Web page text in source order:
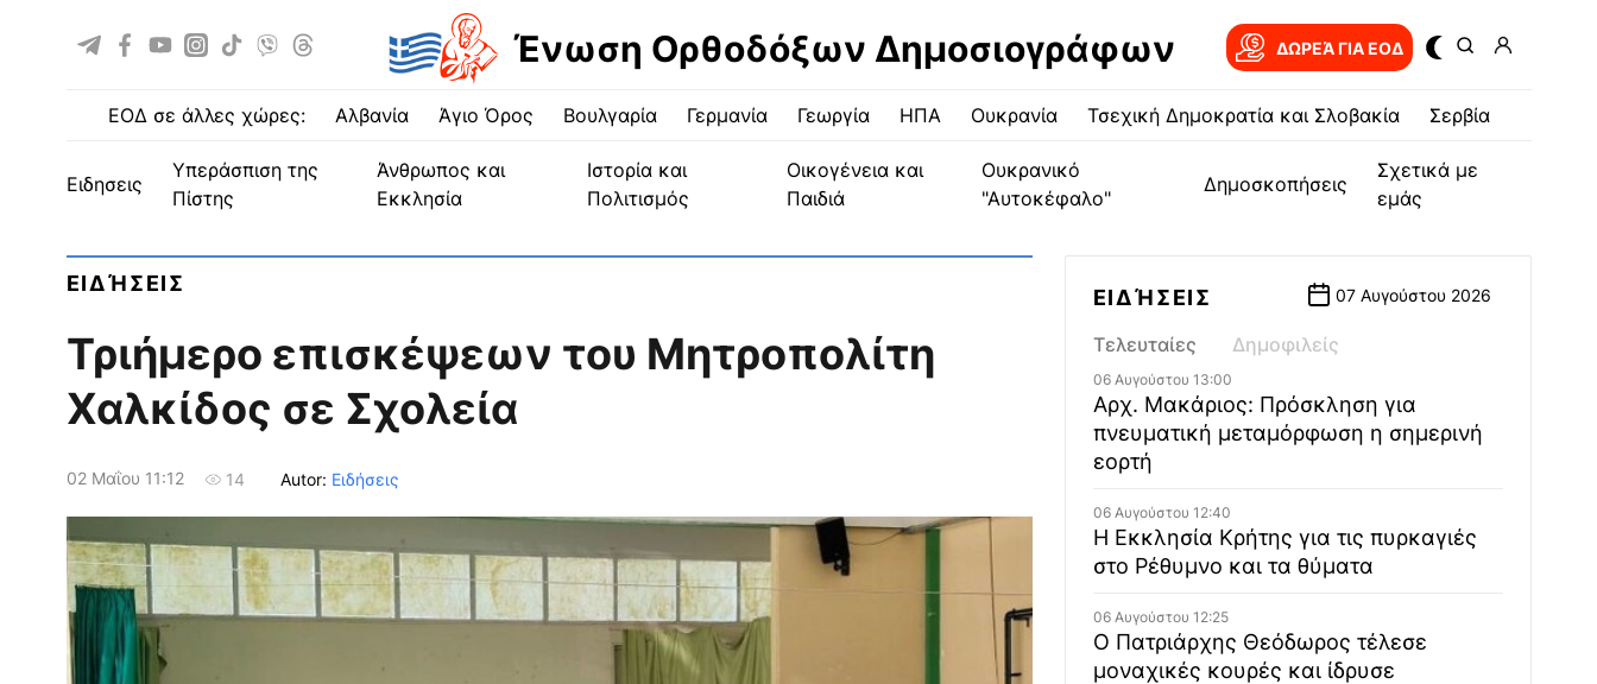
Ένωση Ορθοδόξων Δημοσιογράφων ΔΩΡΕΆ ΓΙΑ EOΔ
ΕΟΔ σε άλλες χώρες: Αλβανία Άγιο Όρος Βουλγαρία Γερμανία Γεωργία ΗΠΑ Ουκρανία Τσεχική Δημοκρατία και Σλοβακία Σερβία
ειδησεις
Υπεράσπιση της
Πίστης
Άνθρωπος και
Εκκλησία
Ιστορία και
Πολιτισμός
Οικογένεια και
Παιδιά
Ουκρανικό
"Αυτοκέφαλο"
Δημοσκοπήσεις
Σχετικά με
εμάς
ΕΙΔΉΣΕΙΣ
Τριήμερο επισκέψεων του Μητροπολίτη
Χαλκίδος σε Σχολεία
02 Μαΐου 11:12 14 Autor: Ειδήσεις
ΕΙΔΉΣΕΙΣ 07 Αυγούστου 2026
Τελευταίες Δημοφιλείς
06 Αυγούστου 13:00
Αρχ. Μακάριος: Πρόσκληση για
πνευματική μεταμόρφωση η σημερινή
εορτή
06 Αυγούστου 12:40
Η Εκκλησία Κρήτης για τις πυρκαγιές
στο Ρέθυμνο και τα θύματα
06 Αυγούστου 12:25
Ο Πατριάρχης Θεόδωρος τέλεσε
μοναχικές κουρές και ίδρυσε